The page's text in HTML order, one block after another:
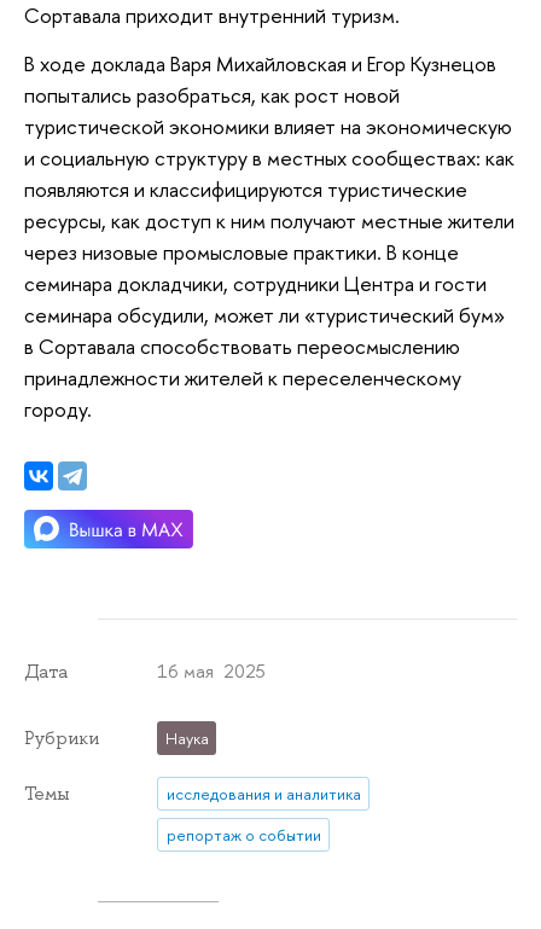
Сортавала приходит внутренний туризм.
В ходе доклада Варя Михайловская и Егор Кузнецов
попытались разобраться, как рост новой
туристической экономики влияет на экономическую
и социальную структуру в местных сообществах: как
появляются и классифицируются туристические
ресурсы, как доступ к ним получают местные жители
через низовые промысловые практики. В конце
семинара докладчики, сотрудники Центра и гости
семинара обсудили, может ли «туристический бум»
в Сортавала способствовать переосмыслению
принадлежности жителей к переселенческому
городу.
Дата 16 мая 2025
Рубрики Наука
Темы
исследования и аналитика
репортаж о событии